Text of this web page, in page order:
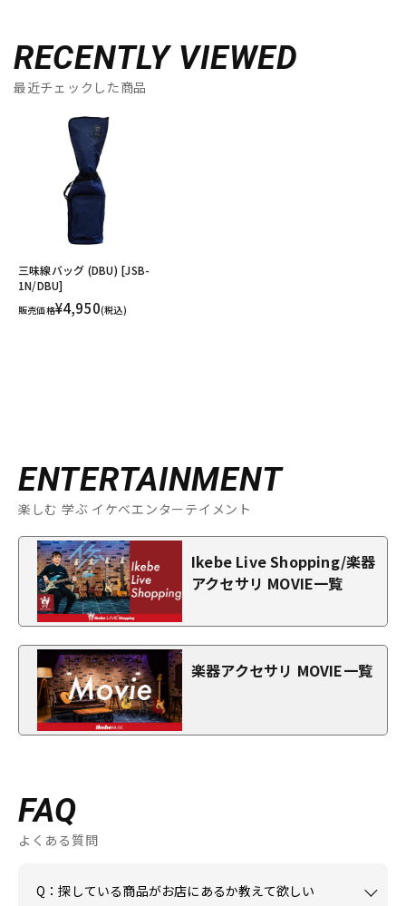
RECENTLY VIEWED
最近チェックした商品
三味線バッグ (DBU) [JSB-
1N/DBU]
販売価格¥4,950(税込)
ENTERTAINMENT
楽しむ 学ぶ イケベエンターテイメント
Ikebe Live Shopping/楽器
アクセサリ MOVIE一覧
楽器アクセサリ MOVIE一覧
FAQ
よくある質問
Q：探している商品がお店にあるか教えて欲しい